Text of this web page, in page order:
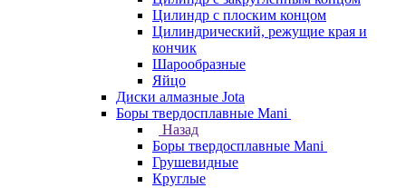
Цилиндр с плоским концом
Цилиндрический, режущие края и
кончик
Шарообразные
Яйцо
Диски алмазные Jota
Боры твердосплавные Mani
Назад
Боры твердосплавные Mani
Грушевидные
Круглые